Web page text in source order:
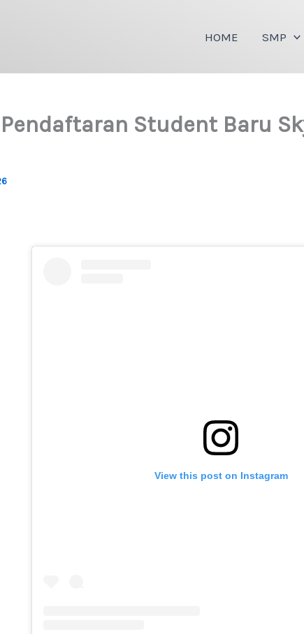
HOME SMP
Student Baru
View this post on Instagram